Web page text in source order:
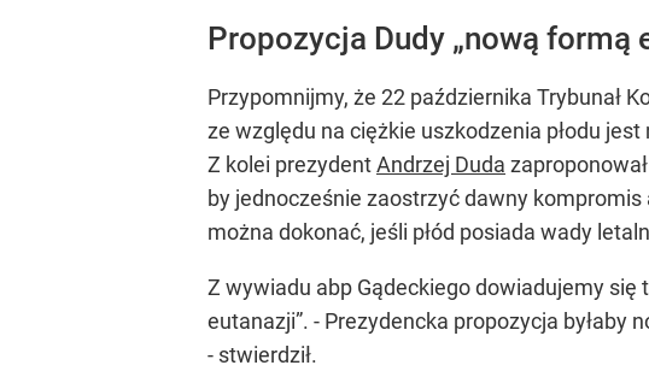
Propozycja Dudy „nową formą
Przypomnijmy, że 22 października Trybunał
ze względu na ciężkie uszkodzenia płodu
Z kolei prezydentAndrzej Duda
by jednocześnie zaostrzyć dawny
można dokonać, jeśli płód posiada wady
Z wywiadu abp Gądeckiego dowiadujemy się
eutanazji”. - Prezydencka propozycja byłaby
- stwierdził.